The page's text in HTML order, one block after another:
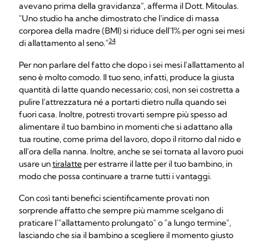
avevano prima della gravidanza", afferma il Dott. Mitoulas.
"Uno studio ha anche dimostrato che l'indice di massa
corporea della madre (BMI) si riduce dell'1% per ogni sei mesi
di allattamento al seno."24
Per non parlare del fatto che dopo i sei mesi l'allattamento al
seno è molto comodo. Il tuo seno, infatti, produce la giusta
quantità di latte quando necessario; così, non sei costretta a
pulire l'attrezzatura né a portarti dietro nulla quando sei
fuori casa. Inoltre, potresti trovarti sempre più spesso ad
alimentare il tuo bambino in momenti che si adattano alla
tua routine, come prima del lavoro, dopo il ritorno dal nido e
all'ora della nanna. Inoltre, anche se sei tornata al lavoro puoi
usare untiralatte per estrarre il latte per il tuo bambino, in
modo che possa continuare a trarne tutti i vantaggi.
Con così tanti benefici scientificamente provati non
sorprende affatto che sempre più mamme scelgano di
praticare l'"allattamento prolungato" o "a lungo termine",
lasciando che sia il bambino a scegliere il momento giusto